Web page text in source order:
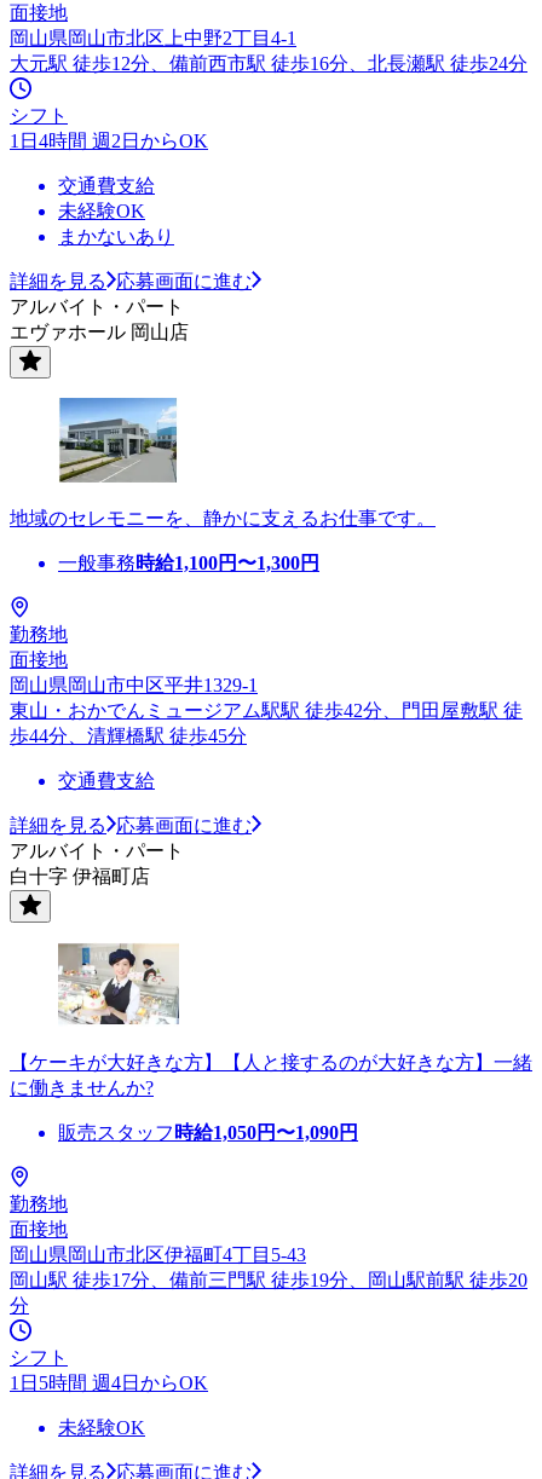
面接地
岡山県岡山市北区上中野2丁目4-1
大元駅 徒歩12分、備前西市駅 徒歩16分、北長瀬駅 徒歩24分
シフト
1日4時間 週2日からOK
交通費支給
未経験OK
まかないあり
詳細を見る
応募画面に進む
アルバイト・パート
エヴァホール 岡山店
地域のセレモニーを、静かに支えるお仕事です。
一般事務時給1,100円〜1,300円
勤務地
面接地
岡山県岡山市中区平井1329-1
東山・おかでんミュージアム駅駅 徒歩42分、門田屋敷駅 徒
歩44分、清輝橋駅 徒歩45分
交通費支給
詳細を見る
応募画面に進む
アルバイト・パート
白十字 伊福町店
【ケーキが大好きな方】【人と接するのが大好きな方】一緒
に働きませんか?
販売スタッフ 時給1,050円〜1,090円
勤務地
面接地
岡山県岡山市北区伊福町4丁目5-43
岡山駅 徒歩17分、備前三門駅 徒歩19分、岡山駅前駅 徒歩20
分
シフト
1日5時間 週4日からOK
未経験OK
詳細を見る 応募画面に進む